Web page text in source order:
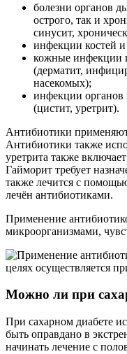
болезни органов
острого, так и
синусит,
инфекции костей и
кожные инфекции
(дерматит,
насекомых);
инфекции органов
(цистит, уретрит).
Антибиотики
Антибиотики также
уретрита также
Гайморит требует
также лечится с
лечён антибиотиками.
Применение
микроорганизмами,
Можно ли при
При сахарном диабете
быть оправдано в
начинать лечение с